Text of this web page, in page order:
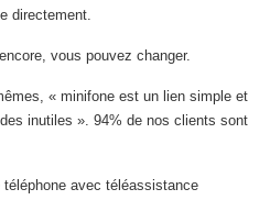
directement.
vous pouvez changer.
« minifone est un lien simple et
inutiles ». 94% de nos clients sont
avec téléassistance